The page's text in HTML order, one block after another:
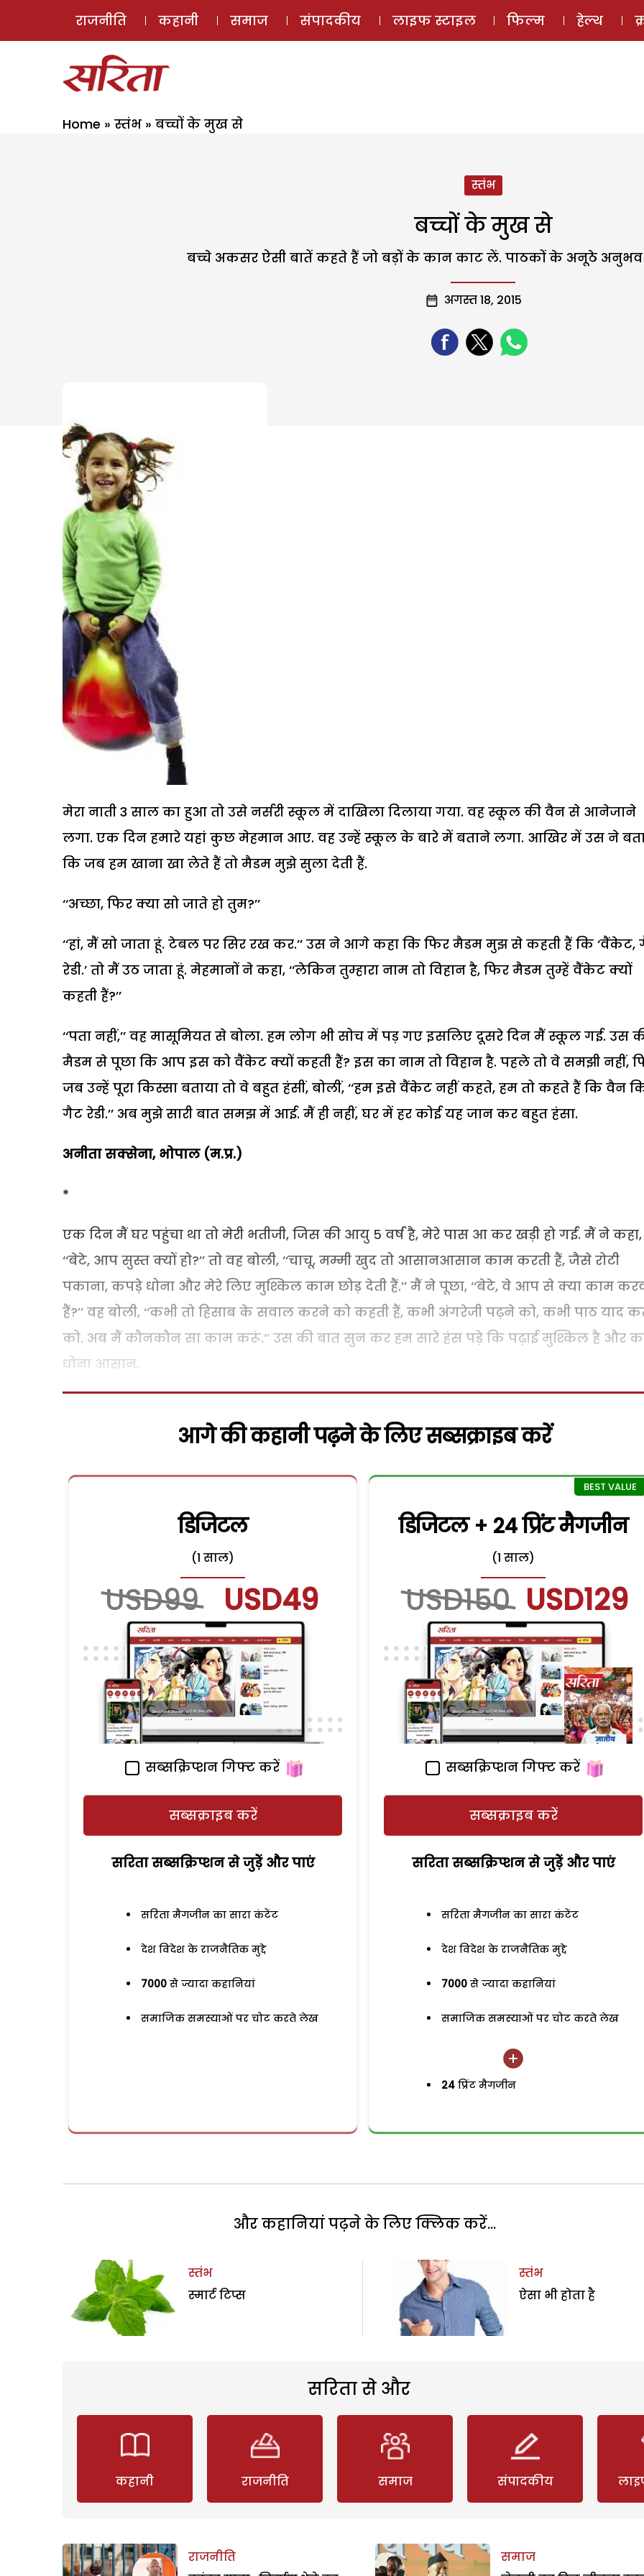
ई-मैगज़ीन
राजनीति कहानी समाज संपादकीय लाइफ स्टाइल फिल्म हेल्थ
Home » स्तंभ » बच्चों के मुख से
स्तंभ
बच्चों के मुख से
बच्चे अकसर ऐसी बातें कहते हैं जो बड़ों के कान काट लें. पाठकों के अनूठे अनुभव
अगस्त 18, 2015
मेरा नाती 3 साल का हुआ तो उसे नर्सरी स्कूल में दाखिला दिलाया गया. वह स्कूल की वैन से आनेजाने
लगा. एक दिन हमारे यहां कुछ मेहमान आए. वह उन्हें स्कूल के बारे में बताने लगा. आखिर में उस ने
कि जब हम खाना खा लेते हैं तो मैडम मुझे सुला देती हैं.
‘‘अच्छा, फिर क्या सो जाते हो तुम?’’
‘‘हां, मैं सो जाता हूं. टेबल पर सिर रख कर.’’ उस ने आगे कहा कि फिर मैडम मुझ से कहती हैं कि ‘वैंकेट,
रेडी.’ तो मैं उठ जाता हूं. मेहमानों ने कहा, ‘‘लेकिन तुम्हारा नाम तो विहान है, फिर मैडम तुम्हें वैंकेट क्यों
कहती हैं?’’
‘‘पता नहीं,’’ वह मासूमियत से बोला. हम लोग भी सोच में पड़ गए इसलिए दूसरे दिन मैं स्कूल गई. उस
मैडम से पूछा कि आप इस को वैंकेट क्यों कहती हैं? इस का नाम तो विहान है. पहले तो वे समझी नहीं,
जब उन्हें पूरा किस्सा बताया तो वे बहुत हंसीं, बोलीं, ‘‘हम इसे वैंकेट नहीं कहते, हम तो कहते हैं कि वैन
गैट रेडी.’’ अब मुझे सारी बात समझ में आई. मैं ही नहीं, घर में हर कोई यह जान कर बहुत हंसा.
अनीता सक्सेना, भोपाल (म.प्र.)
*
एक दिन मैं घर पहुंचा था तो मेरी भतीजी, जिस की आयु 5 वर्ष है, मेरे पास आ कर खड़ी हो गई. मैं ने कहा,
‘‘बेटे, आप सुस्त क्यों हो?’’ तो वह बोली, ‘‘चाचू, मम्मी खुद तो आसानआसान काम करती हैं, जैसे रोटी
पकाना, कपड़े धोना और मेरे लिए मुश्किल काम छोड़ देती हैं.’’ मैं ने पूछा, ‘‘बेटे, वे आप से क्या काम
हैं?’’ वह बोली, ‘‘कभी तो हिसाब के सवाल करने को कहती हैं, कभी अंगरेजी पढ़ने को, कभी पाठ याद
को. अब मैं कौनकौन सा काम करूं.’’ उस की बात सुन कर हम सारे हंस पड़े कि पढ़ाई मुश्किल है और
धोना आसान.
आगे की कहानी पढ़ने के लिए सब्सक्राइब करें
डिजिटल
(1 साल)
USD99 USD49
सब्सक्रिप्शन गिफ्ट करें
सब्सक्राइब करें
सरिता सब्सक्रिप्शन से जुड़ेें और पाएं
सरिता मैगजीन का सारा कंटेंट
देश विदेश के राजनैतिक मुद्दे
7000 से ज्यादा कहानियां
समाजिक समस्याओं पर चोट करते लेख
डिजिटल + 24 प्रिंट मैगजीन
(1 साल)
USD150 USD129
सब्सक्रिप्शन गिफ्ट करें
सब्सक्राइब करें
सरिता सब्सक्रिप्शन से जुड़ेें और पाएं
सरिता मैगजीन का सारा कंटेंट
देश विदेश के राजनैतिक मुद्दे
7000 से ज्यादा कहानियां
समाजिक समस्याओं पर चोट करते लेख
24 प्रिंट मैगजीन
और कहानियां पढ़ने के लिए क्लिक करें...
स्तंभ
स्मार्ट टिप्स
स्तंभ
ऐसा भी होता है
सरिता से और
कहानी राजनीति समाज संपादकीय
राजनीति
समाज